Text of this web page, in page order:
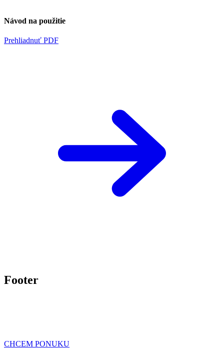
Návod na použitie
Prehliadnuť PDF
Footer
CHCEM PONUKU